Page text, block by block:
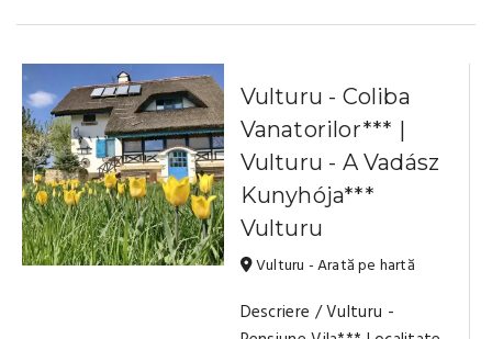
Vulturu - Coliba
Vanatorilor*** |
Vulturu - A Vadász
Kunyhója***
Vulturu
Vulturu - Arată pe hartă
Descriere / Vulturu -